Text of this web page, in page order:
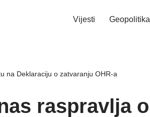
Vijesti Geopolitika
na Deklaraciju o zatvaranju OHR-a
raspravlja o